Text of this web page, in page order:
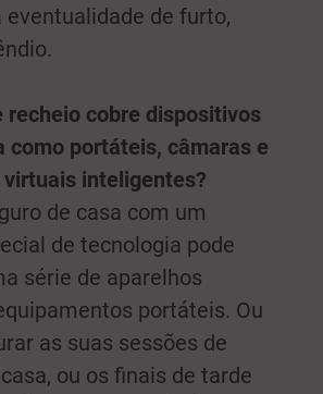
eventualidade de furto,
recheio cobre dispositivos
como portáteis, câmaras e
inteligentes?
de casa com um
de tecnologia pode
série de aparelhos
portáteis. Ou
as suas sessões de
ou os finais de tarde